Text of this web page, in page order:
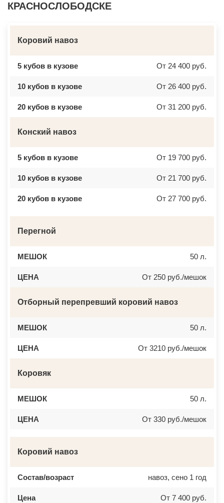
КРАСНОСЛОБОДСКЕ
Коровий навоз
5 кубов в кузове От 24 400 руб.
10 кубов в кузове От 26 400 руб.
20 кубов в кузове От 31 200 руб.
Конский навоз
5 кубов в кузове От 19 700 руб.
10 кубов в кузове От 21 700 руб.
20 кубов в кузове От 27 700 руб.
Перегной
МЕШОК 50 л.
ЦЕНА От 250 руб./мешок
Отборный перепревший коровий навоз
МЕШОК 50 л.
ЦЕНА От 3210 руб./мешок
Коровяк
МЕШОК 50 л.
ЦЕНА От 330 руб./мешок
Коровий навоз
Состав/возраст навоз, сено 1 год
Цена От 7 400 руб.